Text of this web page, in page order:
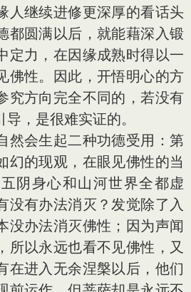
人继续进修更深厚的看话头
都圆满以后，就能藉深入锻
定力，在因缘成熟时得以一
佛性。因此，开悟明心的方
究方向完全不同的，若没有
，是很难实证的。
然会生起二种功德受用：第
幻的现观，在眼见佛性的当
阴身心和山河世界全都虚
没有办法消灭？发觉除了入
没办法消灭佛性；因为声闻
所以永远也看不见佛性，又
在进入无余涅槃以后，他们